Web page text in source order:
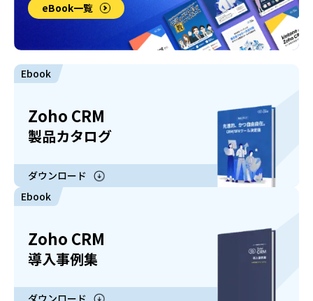
eBook一覧
Ebook
Zoho CRM
製品カタログ
ダウンロード
Ebook
Zoho CRM
導入事例集